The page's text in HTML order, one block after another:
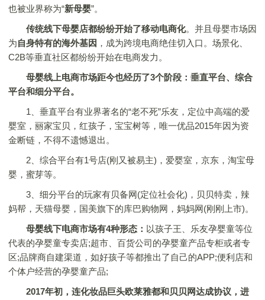
也被业界称为“新母婴”。
传统线下母婴店都纷纷开始了移动电商化。并且母婴市场因
为自身特有的海外基因 ，成为跨境电商绝佳切入口。场景化、
C2B等垂直社区都纷纷开始在电商发力。
母婴线上电商市场距今也经历了3个阶段：垂直平台、综合
平台和细分平台。
1、垂直平台有业界著名的“老不死”乐友，定位中高端的爱
婴室，丽家宝贝，红孩子，宝宝树等，唯一优品2015年因为资
金断链，不得不遗憾退出。
2、综合平台有1号店(刚又被易主)，爱婴室，京东，淘宝母
婴，蜜芽等。
3、细分平台的玩家有贝备网(定位社会化)，贝贝特卖，辣
妈帮，天猫母婴，国美旗下的库巴购物网，妈妈网(刚刚上市)。
母婴线下电商市场有4种形态： 以孩子王、乐友孕婴童等位
代表的孕婴童专卖店;超市、百货公司的孕婴童产品专柜或者专
区;品牌商自建渠道，如好孩子等都推出了自己的APP;便利店和
个体户经营的孕婴童产品;
2017年初，连化妆品巨头欧莱雅都和贝贝网达成协议，进